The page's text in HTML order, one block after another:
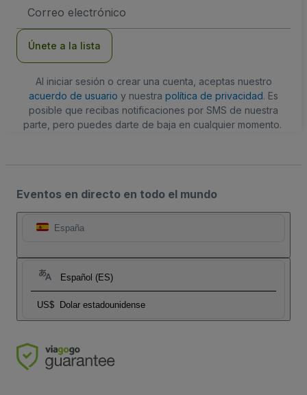
de
Únete a la lista
Al iniciar sesión o crear una cuenta, aceptas nuestro
acuerdo de usuario y nuestra política de privacidad. Es
posible que recibas notificaciones por SMS de nuestra
parte, pero puedes darte de baja en cualquier momento.
Eventos en directo en todo el mundo
España
Español (ES)
US$ Dolar estadounidense